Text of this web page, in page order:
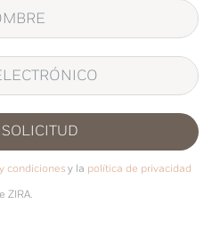
condiciones y la política de privacidad
ZIRA.